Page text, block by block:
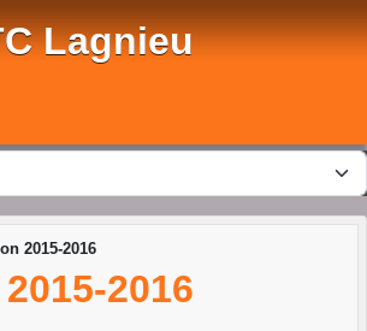
Lagnieu
2015-2016
2016